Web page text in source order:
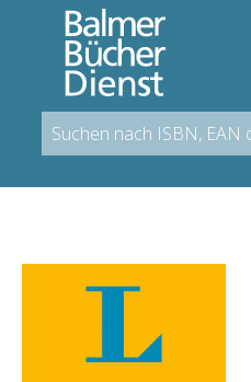
springen